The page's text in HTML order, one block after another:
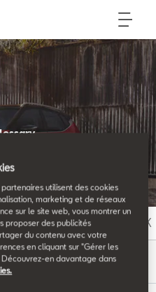
F G H K
utilisent des cookies
marketing et de réseaux
sur le site web, vous montrer un
proposer des publicités
du contenu avec votre
en cliquant sur "Gérer les
en davantage dans